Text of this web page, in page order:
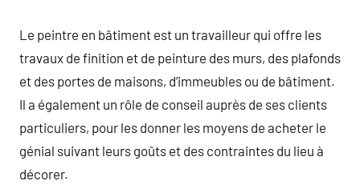
Le peintre en bâtiment est un travailleur qui offre les
travaux de finition et de peinture des murs, des plafonds
et des portes de maisons, d’immeubles ou de bâtiment.
Il a également un rôle de conseil auprès de ses clients
particuliers, pour les donner les moyens de acheter le
génial suivant leurs goûts et des contraintes du lieu à
décorer.